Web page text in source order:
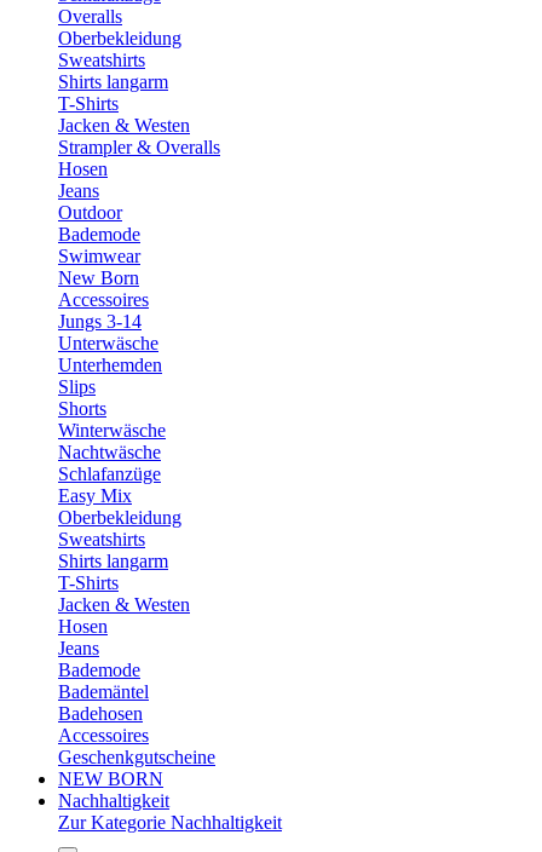
Overalls
Oberbekleidung
Sweatshirts
Shirts langarm
T-Shirts
Jacken & Westen
Strampler & Overalls
Hosen
Jeans
Outdoor
Bademode
Swimwear
New Born
Accessoires
Jungs 3-14
Unterwäsche
Unterhemden
Slips
Shorts
Winterwäsche
Nachtwäsche
Schlafanzüge
Easy Mix
Oberbekleidung
Sweatshirts
Shirts langarm
T-Shirts
Jacken & Westen
Hosen
Jeans
Bademode
Bademäntel
Badehosen
Accessoires
Geschenkgutscheine
NEW BORN
Nachhaltigkeit
Zur Kategorie Nachhaltigkeit